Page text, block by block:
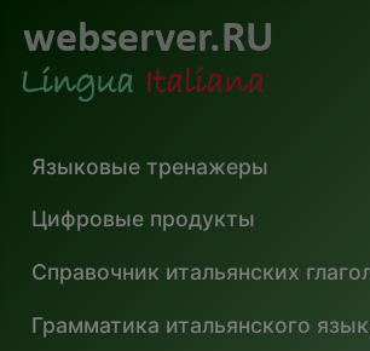
Языковые тренажеры
Цифровые продукты
Справочник итальянских
Грамматика итальянского